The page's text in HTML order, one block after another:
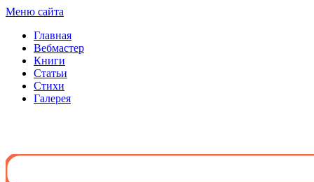
Меню сайта
Главная
Вебмастер
Книги
Статьи
Стихи
Галерея